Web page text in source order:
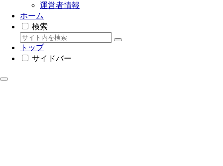
運営者情報
ホーム
検索
トップ
サイドバー